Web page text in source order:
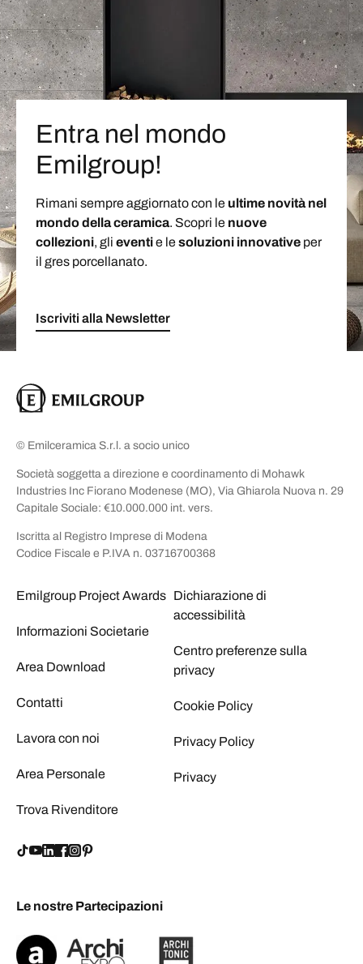
Entra nel mondo
Emilgroup!
Rimani sempre aggiornato con le ultime novità nel
mondo della ceramica. Scopri le nuove
collezioni, gli eventie lesoluzioni innovative per
il gres porcellanato.
Iscriviti alla Newsletter
© Emilceramica S.r.l. a socio unico
Società soggetta a direzione e coordinamento di Mohawk
Industries Inc Fiorano Modenese (MO), Via Ghiarola Nuova n. 29
Capitale Sociale: €10.000.000 int. vers.
Iscritta al Registro Imprese di Modena
Codice Fiscale e P.IVA n. 03716700368
Emilgroup Project Awards
Informazioni Societarie
Area Download
Contatti
Lavora con noi
Area Personale
Trova Rivenditore
Dichiarazione di
accessibilità
Centro preferenze sulla
privacy
Cookie Policy
Privacy Policy
Privacy
Le nostre Partecipazioni